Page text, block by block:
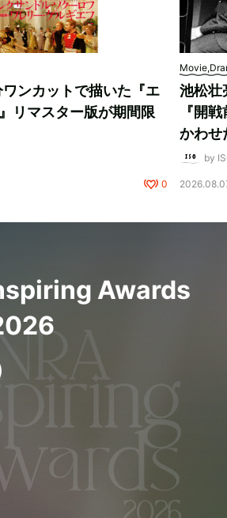
ンカットで描いた『エ
リマスター版が期間限
0
池松壮
『開
かわせ
by
Awards